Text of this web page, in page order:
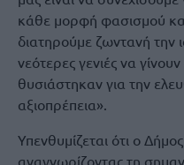
κάθε μορφή φασισμού
διατηρούμε ζωντανή την
νεότερες γενιές να
θυσιάστηκαν για την
αξιοπρέπεια».
Υπενθυμίζεται ότι ο
αναγνωρίζοντας τη